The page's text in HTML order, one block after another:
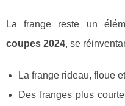
La frange reste un
coupes 2024, se
La frange rideau, floue
Des franges plus